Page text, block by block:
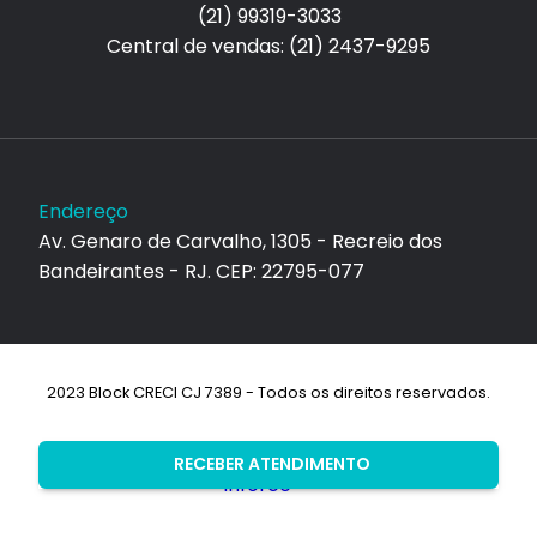
RECEBER ATENDIMENTO
(21) 99319-3033
Central de vendas: (21) 2437-9295
Endereço
Av. Genaro de Carvalho, 1305 - Recreio dos
Bandeirantes - RJ. CEP: 22795-077
2023 Block CRECI CJ 7389 - Todos os direitos reservados.